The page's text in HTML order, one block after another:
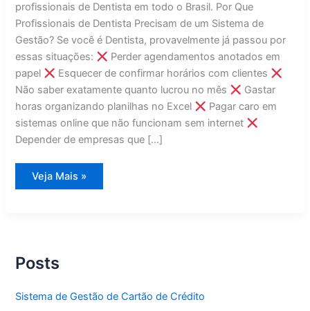
profissionais de Dentista em todo o Brasil. Por Que
Profissionais de Dentista Precisam de um Sistema de
Gestão? Se você é Dentista, provavelmente já passou por
essas situações:
Perder agendamentos anotados em
papel
Esquecer de confirmar horários com clientes
Não saber exatamente quanto lucrou no mês
Gastar
horas organizando planilhas no Excel
Pagar caro em
sistemas online que não funcionam sem internet
Depender de empresas que […]
Sistema
de
Veja Mais »
Posts
Sistema de Gestão de Cartão de Crédito